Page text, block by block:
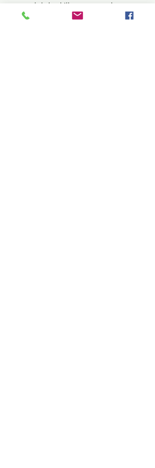
personal de bachillerato general y
tecnológico, así como a directivos y